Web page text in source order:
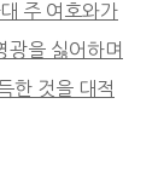
주 여호와가
광을 싫어하며
한 것을 대적